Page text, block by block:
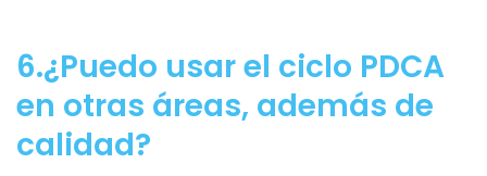
6.¿Puedo usar el ciclo PDCA
en otras áreas, además de
calidad?